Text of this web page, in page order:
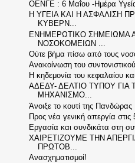
ΟΕΝΓΕ : 6 Μαΐου -Ημέρα
Η ΥΓΕΙΑ ΚΑΙ Η ΑΣΦΑΛΙΣΗ
ΚΥΒΕΡΝ...
ΕΝΗΜΕΡΩΤΙΚΟ ΣΗΜΕΙΩΜΑ
ΝΟΣΟΚΟΜΕΙΩΝ ...
Ούτε βήμα πίσω από τους
Ανακοίνωση του
Η κηδεμονία του κεφαλαίου
ΑΔΕΔΥ- ΔΕΛΤΙΟ ΤΥΠΟΥ
ΜΗΧΑΝΙΣΜΟ...
Άνοιξε το κουτί της Πανδώρας
Προς νέα γενική απεργία στις
Εργασία και συνδικάτα στη
ΧΑΙΡΕΤΙΖΟΥΜΕ ΤΗΝ
ΠΡΩΤΟΒ...
Ανασχηματισμοί!